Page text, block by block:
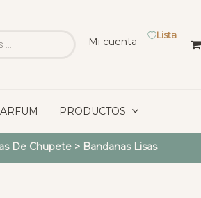
Mi cuenta
Lista
PRODUCTOS
De Chupete> Bandanas Lisas